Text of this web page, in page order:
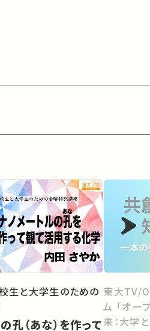
生と大学生のための
孔（あな）を作って
東大TV/
ム 「オー
来：大学